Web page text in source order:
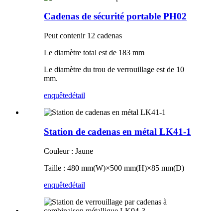
Cadenas de sécurité portable PH02
Peut contenir 12 cadenas
Le diamètre total est de 183 mm
Le diamètre du trou de verrouillage est de 10
mm.
enquêtedétail
Station de cadenas en métal LK41-1
Couleur : Jaune
Taille : 480 mm(W)×500 mm(H)×85 mm(D)
enquêtedétail